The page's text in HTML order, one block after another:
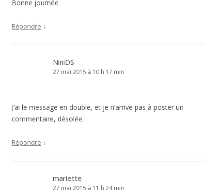
Bonne journée
Répondre ↓
NiniDS
27 mai 2015 à 10 h 17 min
J’ai le message en double, et je n’arrive pas à poster un
commentaire, désolée…
Répondre ↓
mariette
27 mai 2015 à 11 h 24 min